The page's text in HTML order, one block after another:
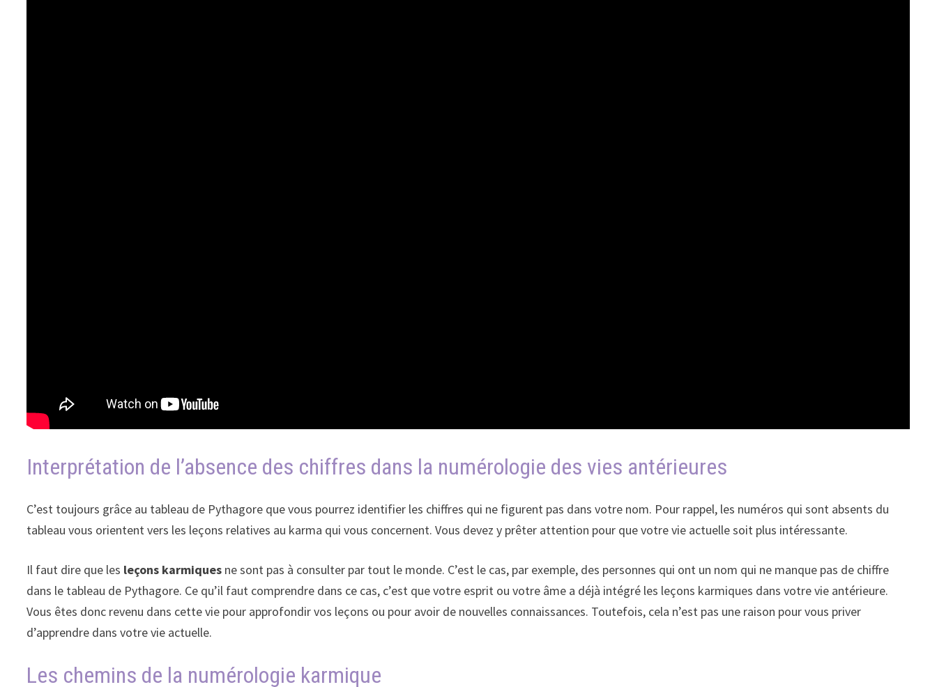
Interprétation de l’absence des chiffres dans la numérologie des vies antérieures
C’est toujours grâce au tableau de Pythagore que vous pourrez identifier les chiffres qui ne figurent pas dans votre nom. Pour rappel, les numéros qui sont absents du
tableau vous orientent vers les leçons relatives au karma qui vous concernent. Vous devez y prêter attention pour que votre vie actuelle soit plus intéressante.
Il faut dire que les leçons karmiques ne sont pas à consulter par tout le monde. C’est le cas, par exemple, des personnes qui ont un nom qui ne manque pas de chiffre
dans le tableau de Pythagore. Ce qu’il faut comprendre dans ce cas, c’est que votre esprit ou votre âme a déjà intégré les leçons karmiques dans votre vie antérieure.
Vous êtes donc revenu dans cette vie pour approfondir vos leçons ou pour avoir de nouvelles connaissances. Toutefois, cela n’est pas une raison pour vous priver
d’apprendre dans votre vie actuelle.
Les chemins de la numérologie karmique